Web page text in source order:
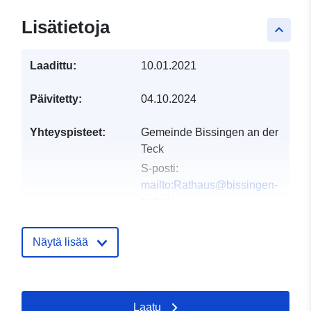
keyboard_arrow_up
Lisätietoja
Laadittu: 10.01.2021
Päivitetty: 04.10.2024
Yhteyspisteet:
Gemeinde Bissingen an der
Teck
S-posti:
mailto:Rathaus@bissingen-
http://www.bissingen-teck.de
Näytä lisää
Laatu